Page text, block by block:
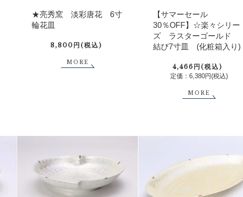
★亮秀窯 淡彩唐花 6寸
輪花皿
8,800円(税込)
MORE
【サマーセール
30％OFF】☆楽々シリー
ズ ラスターゴールド
結び7寸皿 (化粧箱入り)
4,466円(税込)
定価：6,380円(税込)
MORE